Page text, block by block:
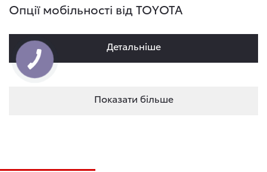
Опції мобільності від TOYOTA
Детальнiше
Показати більше